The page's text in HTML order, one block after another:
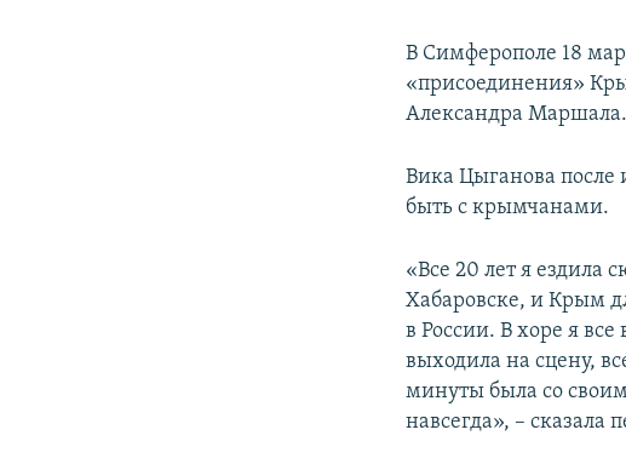
В Симферополе 18
«присоединения»
Александра
Вика Цыганова после
быть с крымчанами.
«Все 20 лет я ездила
Хабаровске, и Крым
в России. В хоре я
выходила на сцену,
минуты была со
навсегда», – сказала